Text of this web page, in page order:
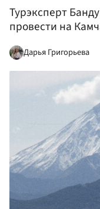
Турэксперт
провести на
Дарья Григорьева